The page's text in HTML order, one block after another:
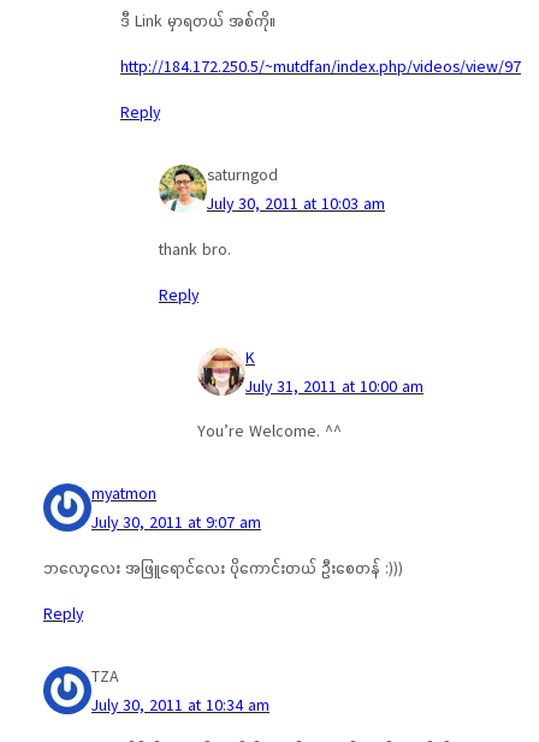
ဒီ Link မှာရတယ် အစ်ကို။
http://184.172.250.5/~mutdfan/index.php/videos/view/97
Reply
saturngod
July 30, 2011 at 10:03 am
thank bro.
Reply
K
July 31, 2011 at 10:00 am
You’re Welcome. ^^
myatmon
July 30, 2011 at 9:07 am
ဘလော့လေး အဖြူရောင်လေး ပိုကောင်းတယ် ဦးစေတန် :)))
Reply
TZA
July 30, 2011 at 10:34 am